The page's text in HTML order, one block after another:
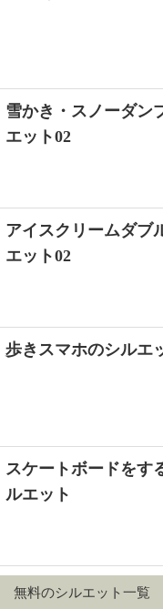
雪かき・スノーダン
エット02
アイスクリームダブ
エット02
歩きスマホのシルエ
スケートボードをす
ルエット
無料のシルエット一覧